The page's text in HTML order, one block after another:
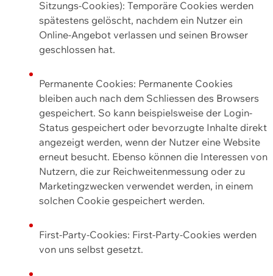
Sitzungs-Cookies): Temporäre Cookies werden
spätestens gelöscht, nachdem ein Nutzer ein
Online-Angebot verlassen und seinen Browser
geschlossen hat.
Permanente Cookies: Permanente Cookies
bleiben auch nach dem Schliessen des Browsers
gespeichert. So kann beispielsweise der Login-
Status gespeichert oder bevorzugte Inhalte direkt
angezeigt werden, wenn der Nutzer eine Website
erneut besucht. Ebenso können die Interessen von
Nutzern, die zur Reichweitenmessung oder zu
Marketingzwecken verwendet werden, in einem
solchen Cookie gespeichert werden.
First-Party-Cookies: First-Party-Cookies werden
von uns selbst gesetzt.